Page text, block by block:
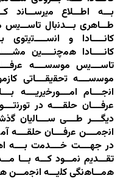
ﺑـــه اطـــﻼع ﻣﯾرﺳـــﺎﻧد
طـــﺎھری ﺑـــدﻧﺑﺎل
ﮐﺎﻧـــــﺎدا و اﻧﺳـــــﺗﯾﺗوی
ﮐﺎﻧـــــﺎدا ھﻣﭼﻧـــــﯾن
ﺗﺎﺳــــﯾس ﻣوﺳﺳــــه
ﻣوﺳﺳــــه ﺗﺣﻘﯾﻘــــﺎﺗﯽ
اﻧﺟــــﺎم اﻣــــورﺧﯾرﯾــــه
ﻋرﻓــــﺎن ﺣﻠﻘــــه در
دﯾﮕــــر طــــﯽ ﺳــــﺎﻟﯾﺎن
اﻧﺟﻣــــن ﻋرﻓــــﺎن ﺣﻠﻘــــه
در ﺟﮭــــت ﺧــــدﻣت ﺑــــه
ﺗﻘـــدﯾم ﻧﻣـــود ﮐـــه ﺑـــﺎ
ھﻣـــﺎھﻧﮕﯽ ﮐﻠﯾـــه اﻧﺟﻣـــن